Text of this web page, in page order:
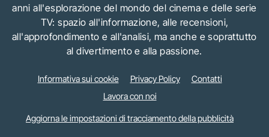
anni all'esplorazione del mondo del cinema e delle serie
TV: spazio all'informazione, alle recensioni,
all'approfondimento e all'analisi, ma anche e soprattutto
al divertimento e alla passione.
Informativa sui cookie Privacy Policy
Contatti
Lavora con noi
Aggiorna le impostazioni di tracciamento della pubblicità